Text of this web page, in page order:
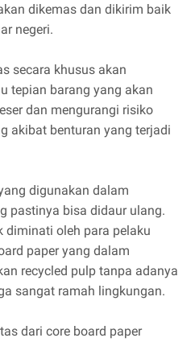
dikemas dan dikirim baik
negeri.
secara khusus akan
tepian barang yang akan
dan mengurangi risiko
akibat benturan yang terjadi
digunakan dalam
pastinya bisa didaur ulang.
diminati oleh para pelaku
paper yang dalam
recycled pulp tanpa adanya
sangat ramah lingkungan.
dari core board paper